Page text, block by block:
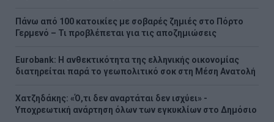
Πάνω από 100 κατοικίες με σοβαρές ζημιές στο Πόρτο
Γερμενό – Τι προβλέπεται για τις αποζημιώσεις
Eurobank: Η ανθεκτικότητα της ελληνικής οικονομίας
διατηρείται παρά το γεωπολιτικό σοκ στη Μέση Ανατολή
Χατζηδάκης: «Ό,τι δεν αναρτάται δεν ισχύει» -
Υποχρεωτική ανάρτηση όλων των εγκυκλίων στο Δημόσιο